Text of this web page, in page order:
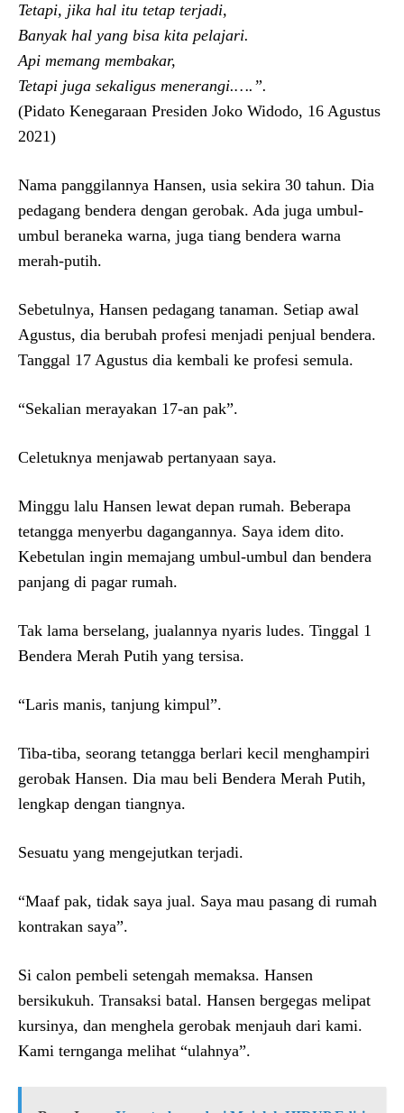
Tetapi, jika hal itu tetap terjadi,
Banyak hal yang bisa kita pelajari.
Api memang membakar,
Tetapi juga sekaligus menerangi.….”.
(Pidato Kenegaraan Presiden Joko Widodo, 16 Agustus
2021)
Nama panggilannya Hansen, usia sekira 30 tahun. Dia
pedagang bendera dengan gerobak. Ada juga umbul-
umbul beraneka warna, juga tiang bendera warna
merah-putih.
Sebetulnya, Hansen pedagang tanaman. Setiap awal
Agustus, dia berubah profesi menjadi penjual bendera.
Tanggal 17 Agustus dia kembali ke profesi semula.
“Sekalian merayakan 17-an pak”.
Celetuknya menjawab pertanyaan saya.
Minggu lalu Hansen lewat depan rumah. Beberapa
tetangga menyerbu dagangannya. Saya idem dito.
Kebetulan ingin memajang umbul-umbul dan bendera
panjang di pagar rumah.
Tak lama berselang, jualannya nyaris ludes. Tinggal 1
Bendera Merah Putih yang tersisa.
“Laris manis, tanjung kimpul”.
Tiba-tiba, seorang tetangga berlari kecil menghampiri
gerobak Hansen. Dia mau beli Bendera Merah Putih,
lengkap dengan tiangnya.
Sesuatu yang mengejutkan terjadi.
“Maaf pak, tidak saya jual. Saya mau pasang di rumah
kontrakan saya”.
Si calon pembeli setengah memaksa. Hansen
bersikukuh. Transaksi batal. Hansen bergegas melipat
kursinya, dan menghela gerobak menjauh dari kami.
Kami ternganga melihat “ulahnya”.